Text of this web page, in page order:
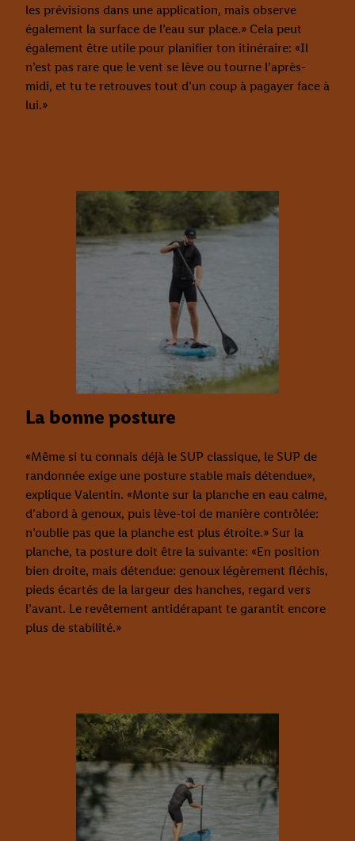
les prévisions dans une application, mais observe
également la surface de l’eau sur place.» Cela peut
également être utile pour planifier ton itinéraire: «Il
n’est pas rare que le vent se lève ou tourne l’après-
midi, et tu te retrouves tout d’un coup à pagayer face à
lui.»
La bonne posture
«Même si tu connais déjà le SUP classique, le SUP de
randonnée exige une posture stable mais détendue»,
explique Valentin. «Monte sur la planche en eau calme,
d’abord à genoux, puis lève-toi de manière contrôlée:
n’oublie pas que la planche est plus étroite.» Sur la
planche, ta posture doit être la suivante: «En position
bien droite, mais détendue: genoux légèrement fléchis,
pieds écartés de la largeur des hanches, regard vers
l’avant. Le revêtement antidérapant te garantit encore
plus de stabilité.»